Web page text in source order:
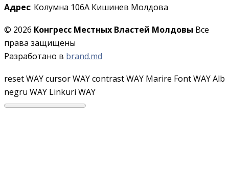
Адрес: Колумна 106A Кишинев Молдова
© 2026 Конгресс Местных Властей Молдовы Все
права защищены
Разработано в brand.md
reset WAYcursor WAYcontrast WAY Marire Font WAYAlb
negru WAY Linkuri WAY